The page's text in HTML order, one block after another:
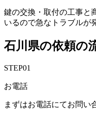
鍵の交換・取付の工事と
いるので急なトラブルが
石川県の依頼の
STEP01
お電話
まずはお電話にてお問い